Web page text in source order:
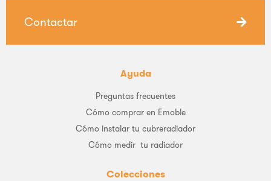
Contactar
Ayuda
Preguntas frecuentes
Cómo comprar en Emoble
Cómo instalar tu cubreradiador
Cómo medir tu radiador
Colecciones